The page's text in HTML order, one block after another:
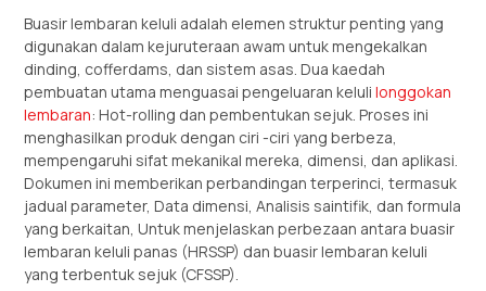
Buasir lembaran keluli adalah elemen struktur penting yang
digunakan dalam kejuruteraan awam untuk mengekalkan
dinding, cofferdams, dan sistem asas. Dua kaedah
pembuatan utama menguasai pengeluaran kelulilonggokan
lembaran: Hot-rolling dan pembentukan sejuk. Proses ini
menghasilkan produk dengan ciri -ciri yang berbeza,
mempengaruhi sifat mekanikal mereka, dimensi, dan aplikasi.
Dokumen ini memberikan perbandingan terperinci, termasuk
jadual parameter, Data dimensi, Analisis saintifik, dan formula
yang berkaitan, Untuk menjelaskan perbezaan antara buasir
lembaran keluli panas (HRSSP) dan buasir lembaran keluli
yang terbentuk sejuk (CFSSP).